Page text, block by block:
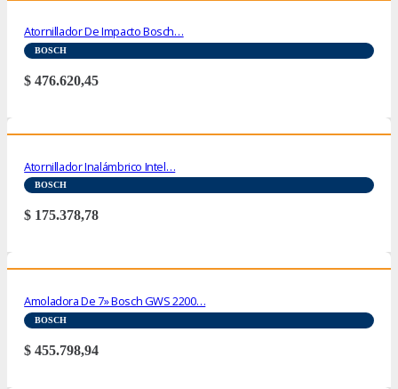
Atornillador De Impacto Bosch…
BOSCH
$ 476.620,45
Atornillador Inalámbrico Intel…
BOSCH
$ 175.378,78
Amoladora De 7» Bosch GWS 2200…
BOSCH
$ 455.798,94